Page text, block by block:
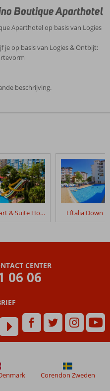
Boutique Aparthotel
Aparthotel op basis van Logies
je op basis van Logies & Ontbijt:
beschrijving.
Ark Apart & Suite Hotel Eftalia Down
CENTER
06 06
Corendon Zweden